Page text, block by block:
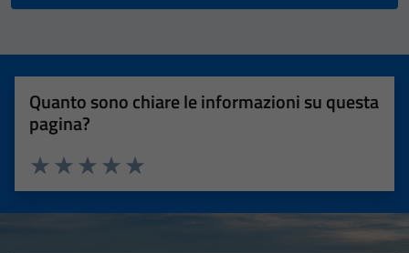
Quanto sono chiare le informazioni su questa
pagina?
Valuta 5 stelle su 5
Valuta 4 stelle su 5
Valuta 3 stelle su 5
Valuta 2 stelle su 5
Valuta 1 stelle su 5